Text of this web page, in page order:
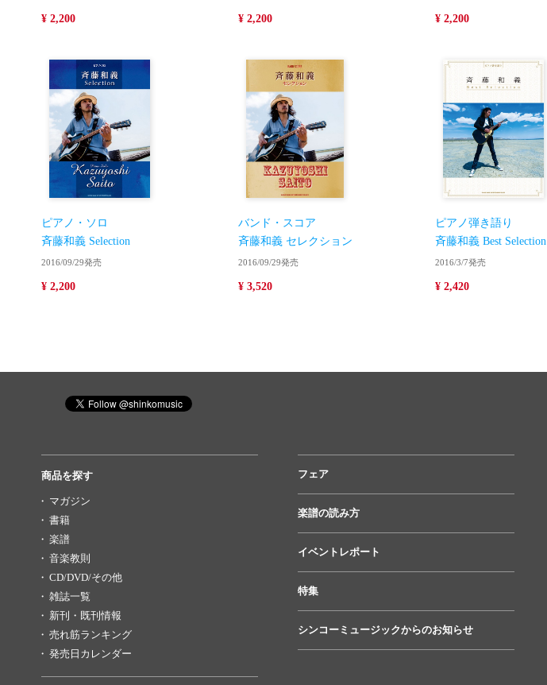
¥ 2,200 ¥ 2,200 ¥ 2,200
ピアノ・ソロ
斉藤和義 Selection
2016/09/29発売
¥ 2,200
バンド・スコア
斉藤和義 セレクション
2016/09/29発売
¥ 3,520
ピアノ弾き語り
斉藤和義 Best Selection
2016/3/7発売
¥ 2,420
商品を探す
マガジン
書籍
楽譜
音楽教則
CD/DVD/その他
雑誌一覧
新刊・既刊情報
売れ筋ランキング
発売日カレンダー
フェア
楽譜の読み方
イベントレポート
特集
シンコーミュージックからのお知らせ